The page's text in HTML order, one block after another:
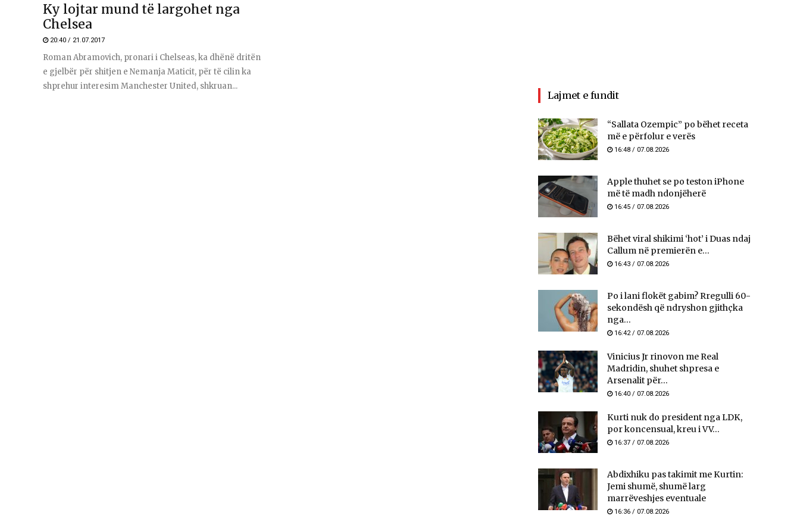
Ky lojtar mund të largohet nga
Chelsea
20:40 / 21.07.2017
Roman Abramovich, pronari i Chelseas, ka dhënë dritën
e gjelbër për shitjen e Nemanja Maticit, për të cilin ka
shprehur interesim Manchester United, shkruan...
Lajmet e fundit
“Sallata Ozempic” po bëhet receta
më e përfolur e verës
16:48 / 07.08.2026
Apple thuhet se po teston iPhone
më të madh ndonjëherë
16:45 / 07.08.2026
Bëhet viral shikimi ‘hot’ i Duas ndaj
Callum në premierën e...
16:43 / 07.08.2026
Po i lani flokët gabim? Rregulli 60-
sekondësh që ndryshon gjithçka
nga...
16:42 / 07.08.2026
Vinicius Jr rinovon me Real
Madridin, shuhet shpresa e
Arsenalit për...
16:40 / 07.08.2026
Kurti nuk do president nga LDK,
por koncensual, kreu i VV...
16:37 / 07.08.2026
Abdixhiku pas takimit me Kurtin:
Jemi shumë, shumë larg
marrëveshjes eventuale
16:36 / 07.08.2026